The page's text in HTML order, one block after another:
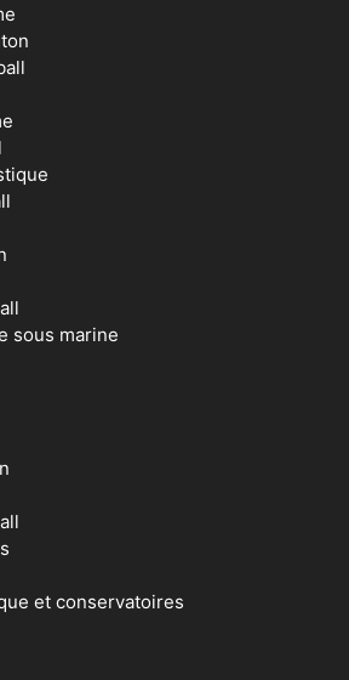
sous marine
et conservatoires